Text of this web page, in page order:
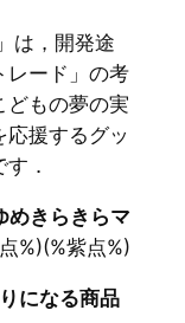
は，開発途
レード」の考
どもの夢の実
援するグッ
．
めきらきらマ
%)(%紫点%)
になる商品